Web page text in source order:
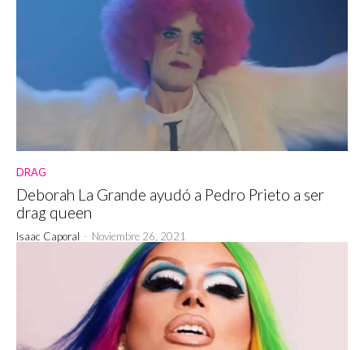
DRAG
Deborah La Grande ayudó a Pedro Prieto a ser
drag queen
Isaac Caporal - Noviembre 26, 2021